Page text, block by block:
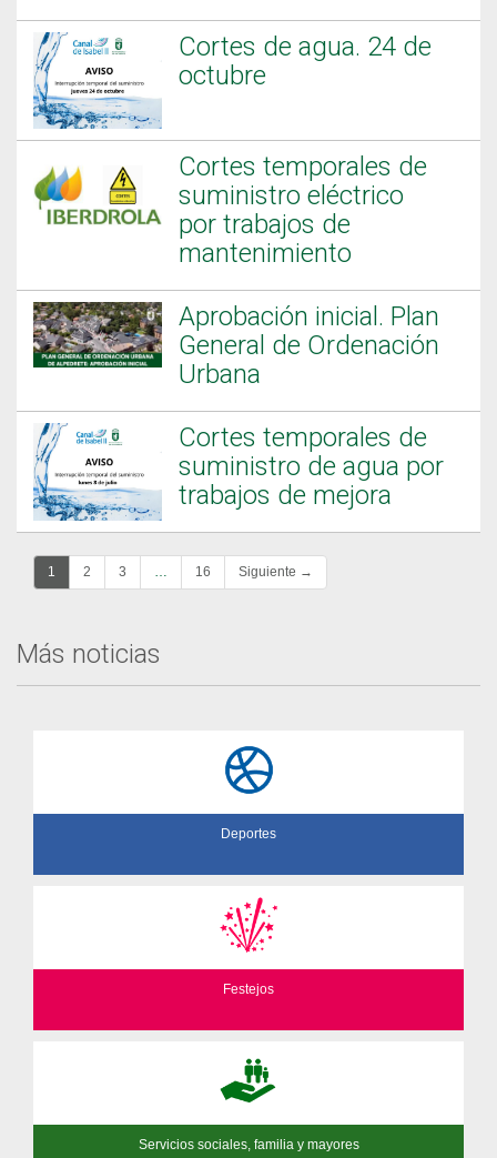
Cortes de agua. 24 de
octubre
Cortes temporales de
suministro eléctrico
por trabajos de
mantenimiento
Aprobación inicial. Plan
General de Ordenación
Urbana
Cortes temporales de
suministro de agua por
trabajos de mejora
1 2 3 … 16 Siguiente →
Más noticias
Deportes
Festejos
Servicios sociales, familia y mayores